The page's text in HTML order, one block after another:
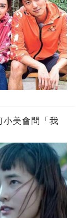
小美會問「我